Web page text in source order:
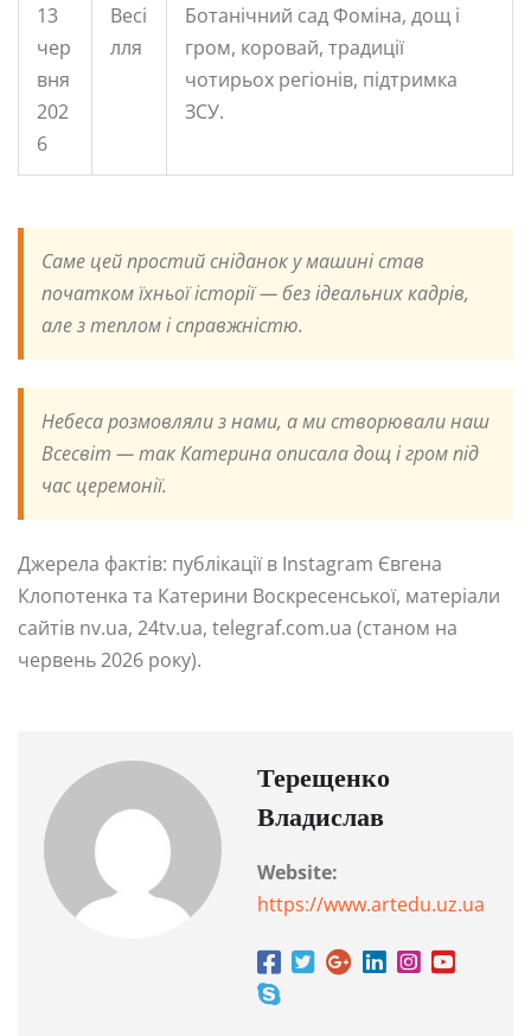
13
чер
вня
202
6
Весі
лля
Ботанічний сад Фоміна, дощ і
гром, коровай, традиції
чотирьох регіонів, підтримка
ЗСУ.
Саме цей простий сніданок у машині став
початком їхньої історії — без ідеальних кадрів,
але з теплом і справжністю.
Небеса розмовляли з нами, а ми створювали наш
Всесвіт — так Катерина описала дощ і гром під
час церемонії.
Джерела фактів: публікації в Instagram Євгена
Клопотенка та Катерини Воскресенської, матеріали
сайтів nv.ua, 24tv.ua, telegraf.com.ua (станом на
червень 2026 року).
Терещенко
Владислав
Website:
https://www.artedu.uz.ua